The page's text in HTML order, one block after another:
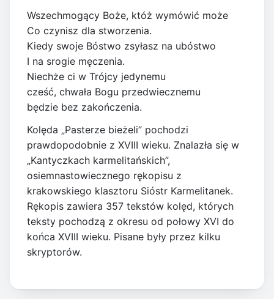
Wszechmogący Boże, któż wymówić może
Co czynisz dla stworzenia.
Kiedy swoje Bóstwo zsyłasz na ubóstwo
I na srogie męczenia.
Niechże ci w Trójcy jedynemu
cześć, chwała Bogu przedwiecznemu
będzie bez zakończenia.
Kolęda „Pasterze bieżeli” pochodzi
prawdopodobnie z XVIII wieku. Znalazła się w
„Kantyczkach karmelitańskich”,
osiemnastowiecznego rękopisu z
krakowskiego klasztoru Sióstr Karmelitanek.
Rękopis zawiera 357 tekstów kolęd, których
teksty pochodzą z okresu od połowy XVI do
końca XVIII wieku. Pisane były przez kilku
skryptorów.